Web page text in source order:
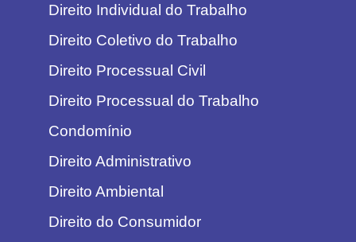
Direito Individual do Trabalho
Direito Coletivo do Trabalho
Direito Processual Civil
Direito Processual do Trabalho
Condomínio
Direito Administrativo
Direito Ambiental
Direito do Consumidor